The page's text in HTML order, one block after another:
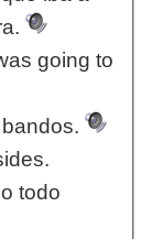
going to
todo